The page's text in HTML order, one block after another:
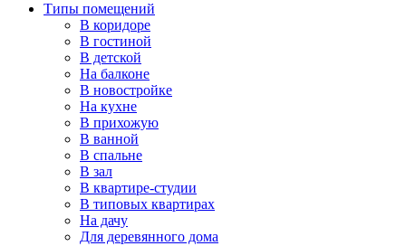
Типы помещений
В коридоре
В гостиной
В детской
На балконе
В новостройке
На кухне
В прихожую
В ванной
В спальне
В зал
В квартире-студии
В типовых квартирах
На дачу
Для деревянного дома